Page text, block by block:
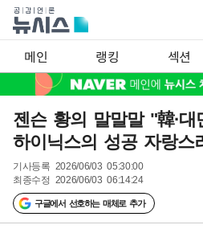
메인 랭킹 섹션
젠슨 황의 말말말 "韓·
하이닉스의 성공 자랑스
기사등록 2026/06/03 05:30:00
최종수정 2026/06/03 06:14:24
구글에서 선호하는 매체로 추가